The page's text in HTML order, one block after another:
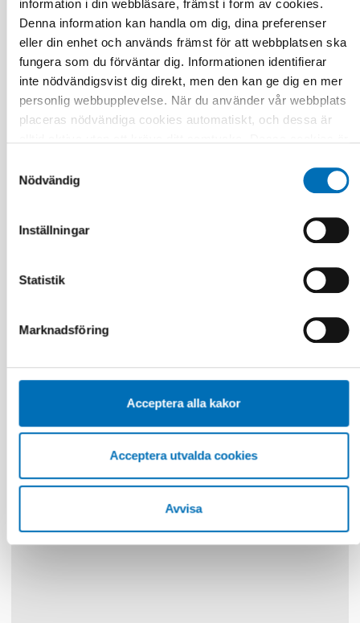
information i din webbläsare, främst i form av cookies.
Denna information kan handla om dig, dina preferenser
eller din enhet och används främst för att webbplatsen ska
fungera som du förväntar dig. Informationen identifierar
inte nödvändigsvist dig direkt, men den kan ge dig en mer
personlig webbupplevelse. När du använder vår webbplats
placeras nödvändiga cookies automatiskt, och dessa är
dess funktioner. Vi respekterar din integritet, och du kan
välja vilka ytterligare cookies (statistiska, preferens,
marknadsföring och oklassificerade) du vill acceptera.
Klicka på de olika kategorirubrikerna för att ta reda på mer
blockering av cookies kan påverka din upplevelse av
webbplatsen och de tjänster vi erbjuder. Om du har besökt
cookies kan du alltid radera dem genom att navigera till
Nödvändig
Inställningar
Statistik
Marknadsföring
Acceptera alla kakor
Acceptera utvalda cookies
Avvisa
12 dec 2024
conference report